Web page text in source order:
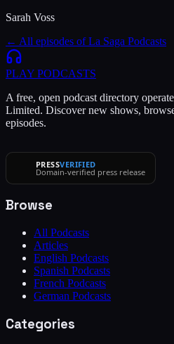
Sarah Voss
← All episodes ofLa Saga Podcasts
PLAY PODCASTS
A free, open podcast directory
Limited. Discover new shows,
episodes.
PRESSVERIFIED
Domain-verified press release
Browse
All Podcasts
Articles
English Podcasts
Spanish Podcasts
French Podcasts
German Podcasts
Categories